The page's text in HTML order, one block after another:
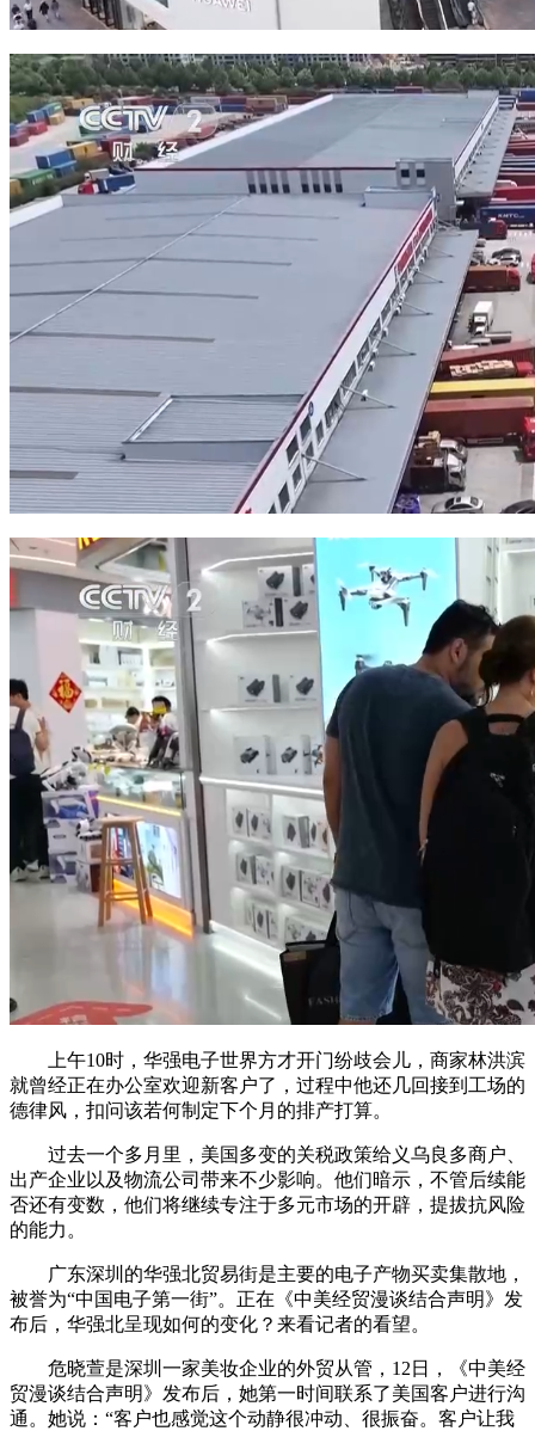
上午10时，华强电子世界方才开门纷歧会儿，商家林洪滨
就曾经正在办公室欢迎新客户了，过程中他还几回接到工场的
德律风，扣问该若何制定下个月的排产打算。
过去一个多月里，美国多变的关税政策给义乌良多商户、
出产企业以及物流公司带来不少影响。他们暗示，不管后续能
否还有变数，他们将继续专注于多元市场的开辟，提拔抗风险
的能力。
广东深圳的华强北贸易街是主要的电子产物买卖集散地，
被誉为“中国电子第一街”。正在《中美经贸漫谈结合声明》发
布后，华强北呈现如何的变化？来看记者的看望。
危晓萱是深圳一家美妆企业的外贸从管，12日，《中美经
贸漫谈结合声明》发布后，她第一时间联系了美国客户进行沟
通。她说：“客户也感觉这个动静很冲动、很振奋。客户让我